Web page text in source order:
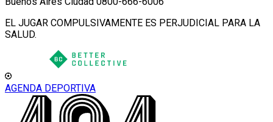
EL JUGAR COMPULSIVAMENTE ES PERJUDICIAL PARA LA
SALUD.
AGENDA DEPORTIVA